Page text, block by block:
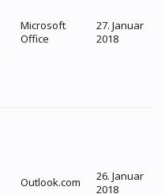
Microsoft
Office
27. Januar
2018
Outlook.com
26. Januar
2018